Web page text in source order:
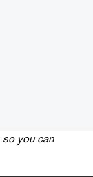
so you can